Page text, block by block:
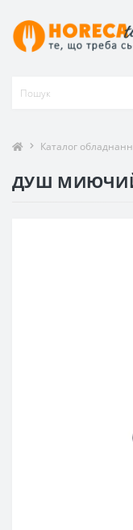
Каталог
ДУШ МИЮЧИЙ